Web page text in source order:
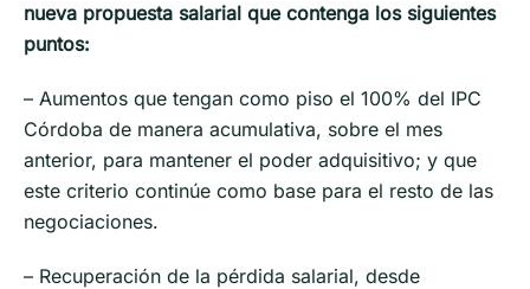
nueva propuesta salarial que contenga los siguientes
puntos:
– Aumentos que tengan como piso el 100% del IPC
Córdoba de manera acumulativa, sobre el mes
anterior, para mantener el poder adquisitivo; y que
este criterio continúe como base para el resto de las
negociaciones.
– Recuperación de la pérdida salarial, desde